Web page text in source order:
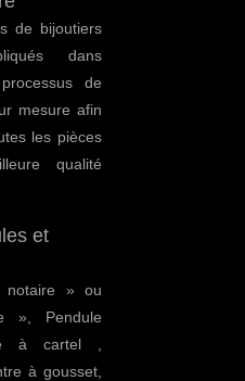
de bijoutiers
dans
de
mesure afin
les pièces
qualité
et
notaire » ou
», Pendule
à cartel ,
à gousset,